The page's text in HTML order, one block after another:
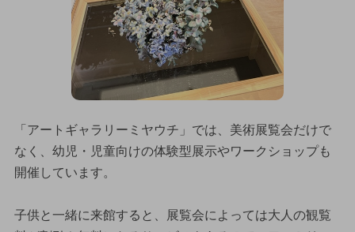
「アートギャラリーミヤウチ」では、美術展覧会だけで
なく、幼児・児童向けの体験型展示やワークショップも
開催しています。
子供と一緒に来館すると、展覧会によっては大人の観覧